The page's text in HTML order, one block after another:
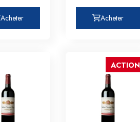
Acheter Acheter
ACTION